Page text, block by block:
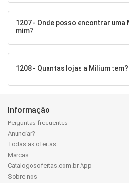
1207 - Onde posso encontrar uma
mim?
1208 - Quantas lojas a Milium tem?
Informação
Perguntas frequentes
Anunciar?
Todas as ofertas
Marcas
Catalogosofertas.com.br App
Sobre nós